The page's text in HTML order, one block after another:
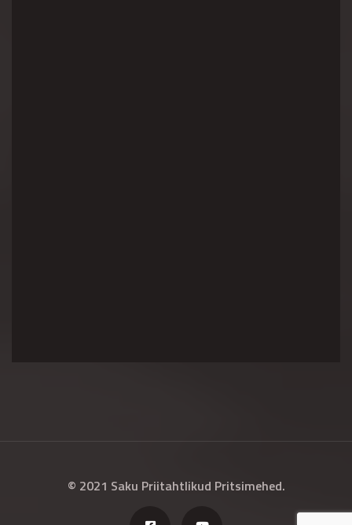
© 2021 Saku Priitahtlikud Pritsimehed.